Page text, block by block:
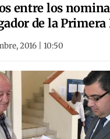
entre los
de la Primera
2016 | 10:50